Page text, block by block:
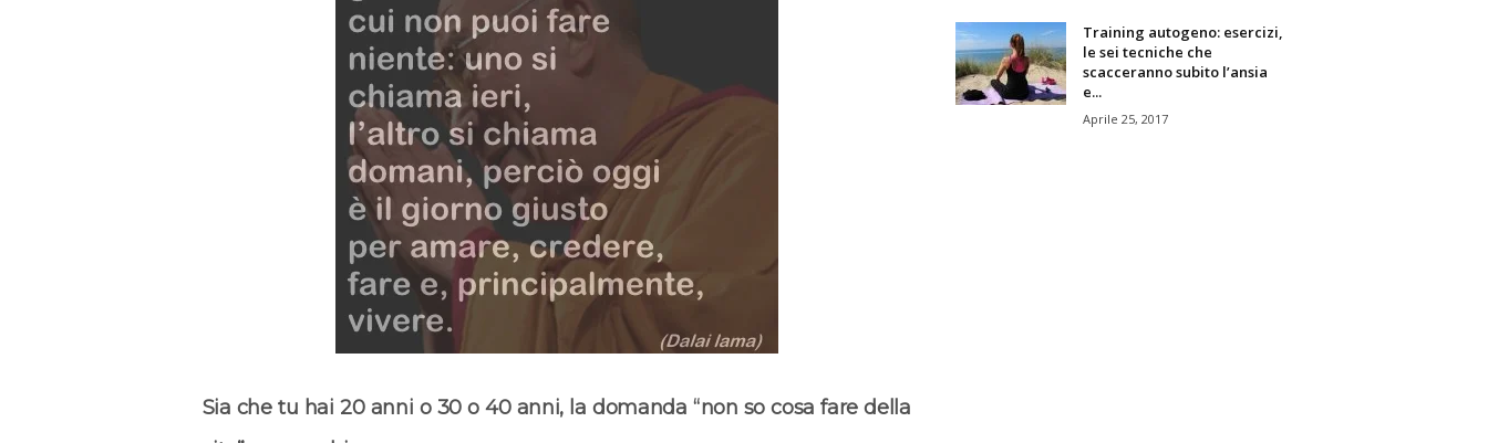
Sia che tu hai 20 anni o 30 o 40 anni, la domanda “non so cosa fare della
Training autogeno: esercizi,
le sei tecniche che
scacceranno subito l’ansia
e...
Aprile 25, 2017